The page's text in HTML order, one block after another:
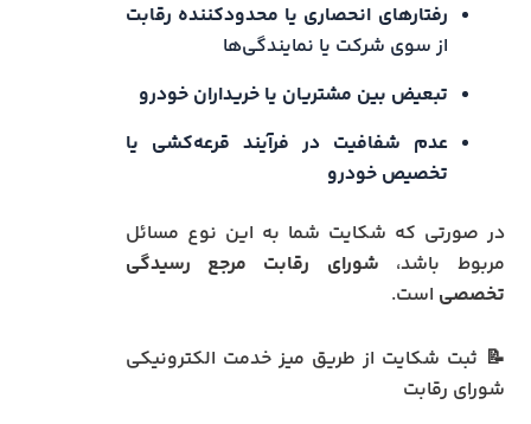
رفتارهای انحصاری یا محدودکننده رقابت
از سوی شرکت یا نمایندگی‌ها
تبعیض بین مشتریان یا خریداران خودرو
عدم شفافیت در فرآیند قرعه‌کشی یا
تخصیص خودرو
در صورتی که شکایت شما به این نوع مسائل
مربوط باشد، شورای رقابت مرجع رسیدگی
تخصصی است.
📝 ثبت شکایت از طریق میز خدمت الکترونیکی
شورای رقابت